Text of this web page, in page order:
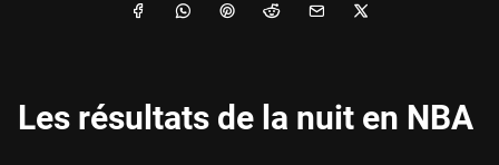
Les résultats de la nuit en NBA